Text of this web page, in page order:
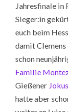
Jahresfinale in
Sieger:in
euch beim
damit Clemens
schon
Familie
Gießener Jokus
hatte aber